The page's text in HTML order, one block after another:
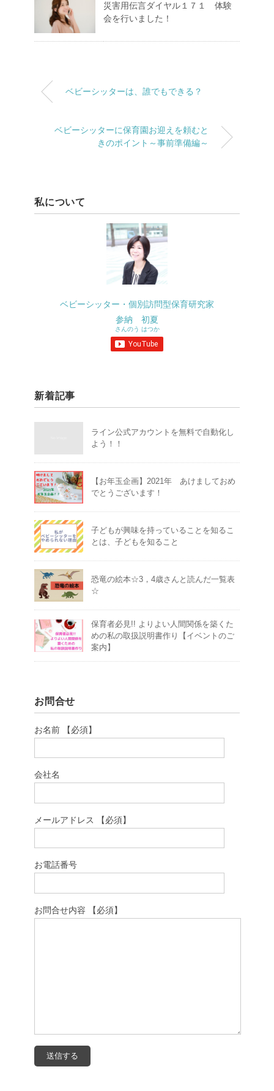
災害用伝言ダイヤル１７１ 体験
会を行いました！
ベビーシッターは、誰でもできる？
ベビーシッターに保育園お迎えを頼むと
きのポイント～事前準備編～
私について
ベビーシッター・個別訪問型保育研究家
参納 初夏
さんのう はつか
新着記事
ライン公式アカウントを無料で自動化し
よう！！
【お年玉企画】2021年 あけましておめ
でとうございます！
子どもが興味を持っていることを知るこ
とは、子どもを知ること
恐竜の絵本☆3，4歳さんと読んだ一覧表
☆
保育者必見!! よりよい人間関係を築くた
めの私の取扱説明書作り【イベントのご
案内】
お問合せ
お名前 【必須】
会社名
メールアドレス 【必須】
お電話番号
お問合せ内容 【必須】